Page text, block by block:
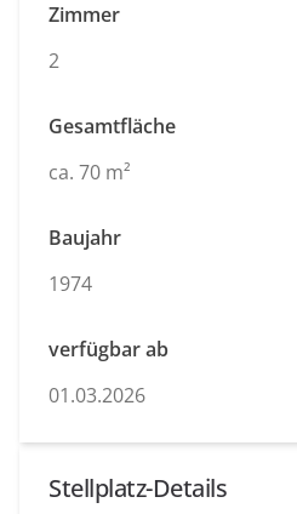
Zimmer
2
Gesamtfläche
ca. 70 m²
Baujahr
1974
verfügbar ab
01.03.2026
Stellplatz-Details